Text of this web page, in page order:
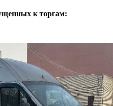
к торгам: